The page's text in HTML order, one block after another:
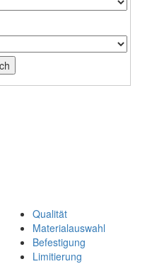
Qualität
Materialauswahl
Befestigung
Limitierung